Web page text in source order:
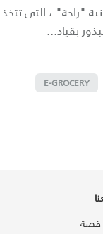
"راحة" ، التي
E-GROCERY
قصة